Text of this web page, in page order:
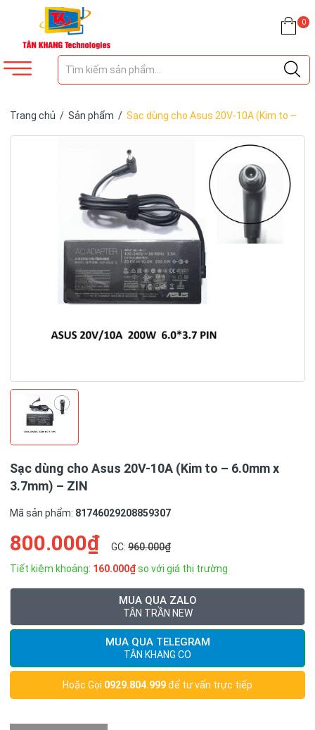
0
Trang chủ / Sản phẩm / Sạc dùng cho Asus 20V-10A (Kim to –
Sạc dùng cho Asus 20V-10A (Kim to – 6.0mm x
3.7mm) – ZIN
Mã sản phẩm: 81746029208859307
800.000₫ GC: 960.000₫
Tiết kiệm khoảng: 160.000₫so với giá thị trường
MUA QUA ZALO
TÂN TRẦN NEW
MUA QUA TELEGRAM
TÂN KHANG CO
Hoặc Gọi 0929.804.999để tư vấn trực tiếp